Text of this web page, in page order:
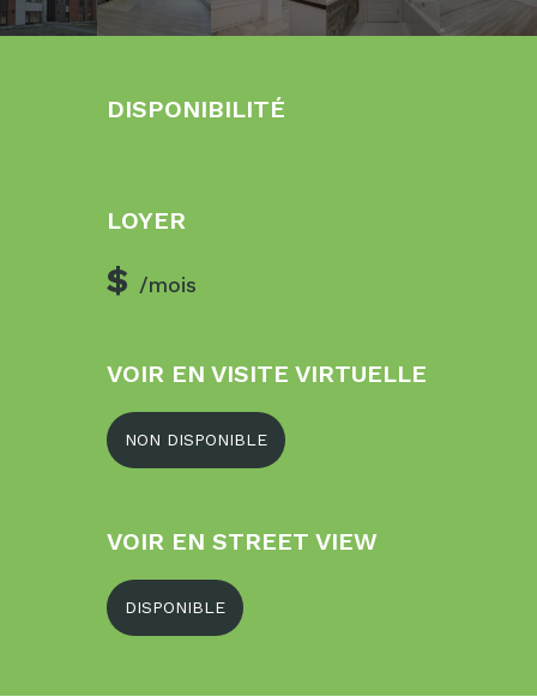
DISPONIBILITÉ
LOYER
$ /mois
VOIR EN VISITE VIRTUELLE
NON DISPONIBLE
VOIR EN STREET VIEW
DISPONIBLE